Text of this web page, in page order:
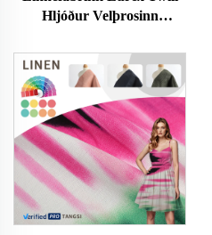
Hljóður Velþrosinn
Fatnaður Konur og
Karlafatnaður Dress Efni